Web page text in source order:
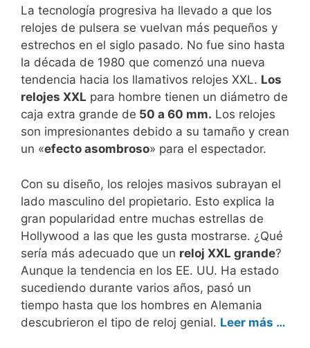
La tecnología progresiva ha llevado a que los
relojes de pulsera se vuelvan más pequeños y
estrechos en el siglo pasado. No fue sino hasta
la década de 1980 que comenzó una nueva
tendencia hacia los llamativos relojes XXL. Los
relojes XXL para hombre tienen un diámetro de
caja extra grande de 50 a 60 mm. Los relojes
son impresionantes debido a su tamaño y crean
un «efecto asombroso» para el espectador.
Con su diseño, los relojes masivos subrayan el
lado masculino del propietario. Esto explica la
gran popularidad entre muchas estrellas de
Hollywood a las que les gusta mostrarse. ¿Qué
sería más adecuado que un reloj XXL grande?
Aunque la tendencia en los EE. UU. Ha estado
sucediendo durante varios años, pasó un
tiempo hasta que los hombres en Alemania
descubrieron el tipo de reloj genial. Leer más …